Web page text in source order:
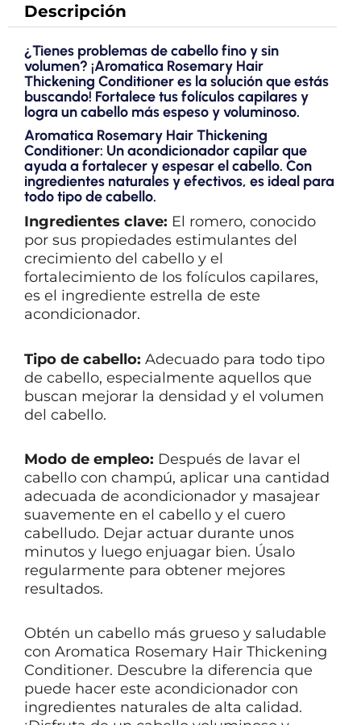
Descripción
¿Tienes problemas de cabello fino y sin
volumen? ¡Aromatica Rosemary Hair
Thickening Conditioner es la solución que estás
buscando! Fortalece tus folículos capilares y
logra un cabello más espeso y voluminoso.
Aromatica Rosemary Hair Thickening
Conditioner: Un acondicionador capilar que
ayuda a fortalecer y espesar el cabello. Con
ingredientes naturales y efectivos, es ideal para
todo tipo de cabello.
Ingredientes clave: El romero, conocido
por sus propiedades estimulantes del
crecimiento del cabello y el
fortalecimiento de los folículos capilares,
es el ingrediente estrella de este
acondicionador.
Tipo de cabello: Adecuado para todo tipo
de cabello, especialmente aquellos que
buscan mejorar la densidad y el volumen
del cabello.
Modo de empleo: Después de lavar el
cabello con champú, aplicar una cantidad
adecuada de acondicionador y masajear
suavemente en el cabello y el cuero
cabelludo. Dejar actuar durante unos
minutos y luego enjuagar bien. Úsalo
regularmente para obtener mejores
resultados.
Obtén un cabello más grueso y saludable
con Aromatica Rosemary Hair Thickening
Conditioner. Descubre la diferencia que
puede hacer este acondicionador con
ingredientes naturales de alta calidad.